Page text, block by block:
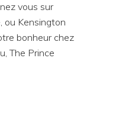
vous sur
ou Kensington
bonheur chez
The Prince